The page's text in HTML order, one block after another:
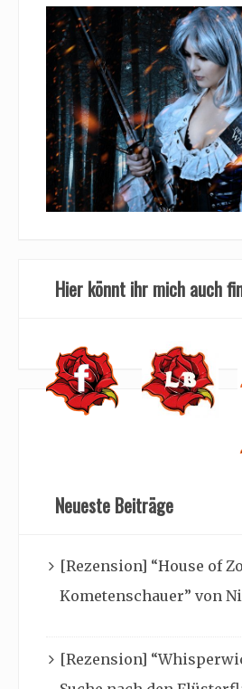
Hier könnt ihr mich auch
Neueste Beiträge
[Rezension] “House of
Kometenschauer” von
[Rezension]